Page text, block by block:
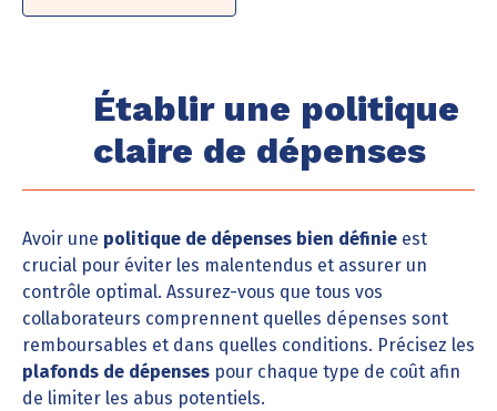
Établir une politique
claire de dépenses
Avoir une politique de dépenses bien définie est
crucial pour éviter les malentendus et assurer un
contrôle optimal. Assurez-vous que tous vos
collaborateurs comprennent quelles dépenses sont
remboursables et dans quelles conditions. Précisez les
plafonds de dépenses pour chaque type de coût afin
de limiter les abus potentiels.